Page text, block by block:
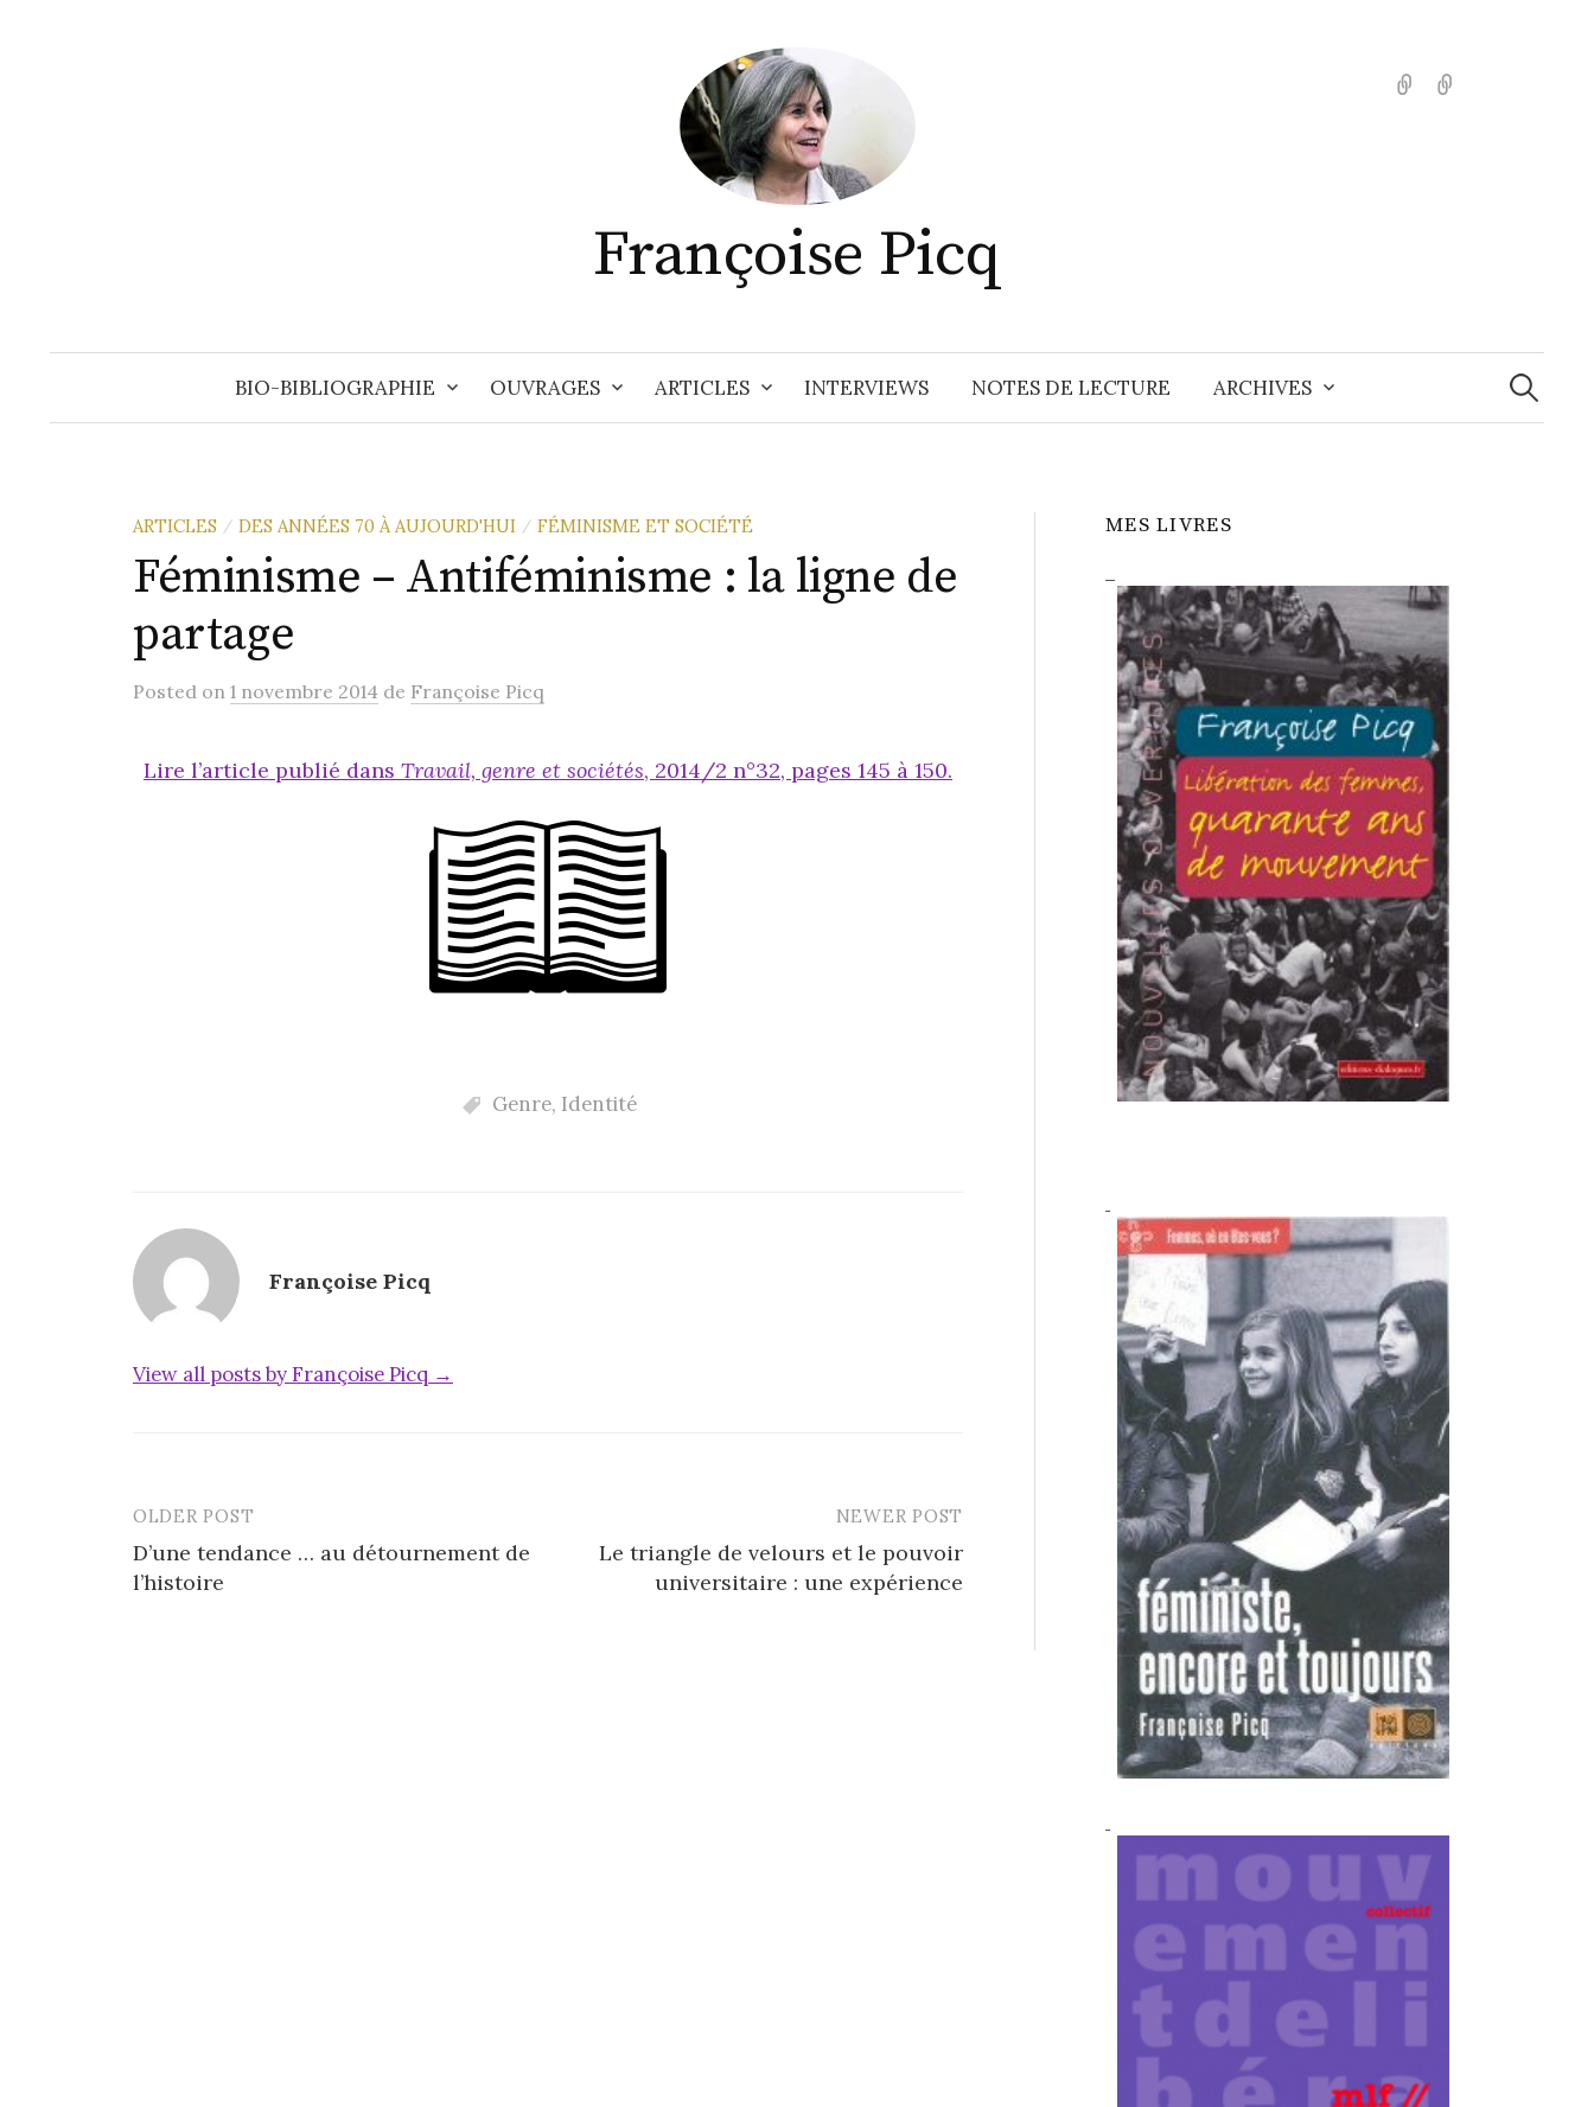
Françoise Picq
English
BIO-BIBLIOGRAPHIE OUVRAGES ARTICLES INTERVIEWS NOTES DE LECTURE ARCHIVES
ARTICLES / DES ANNÉES 70 À AUJOURD'HUI / FÉMINISME ET SOCIÉTÉ
Féminisme – Antiféminisme : la ligne de
partage
Posted on 1 novembre 2014 de Françoise Picq
Lire l’article publié dans Travail, genre et sociétés, 2014/2 n°32, pages 145 à 150.
Genre, Identité
Françoise Picq
View all posts by Françoise Picq →
Post
navigation
OLDER POST
D’une tendance … au détournement de
l’histoire
NEWER POST
Le triangle de velours et le pouvoir
universitaire : une expérience
MES LIVRES